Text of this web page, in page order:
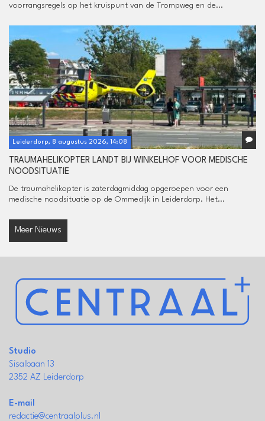
voorrangsregels op het kruispunt van de Trompweg en de...
Leiderdorp, 8 augustus 2026, 14:08
TRAUMAHELIKOPTER LANDT BIJ WINKELHOF VOOR MEDISCHE
NOODSITUATIE
De traumahelikopter is zaterdagmiddag opgeroepen voor een
medische noodsituatie op de Ommedijk in Leiderdorp. Het...
Meer Nieuws
Studio
Sisalbaan 13
2352 AZ Leiderdorp
E-mail
redactie@centraalplus.nl